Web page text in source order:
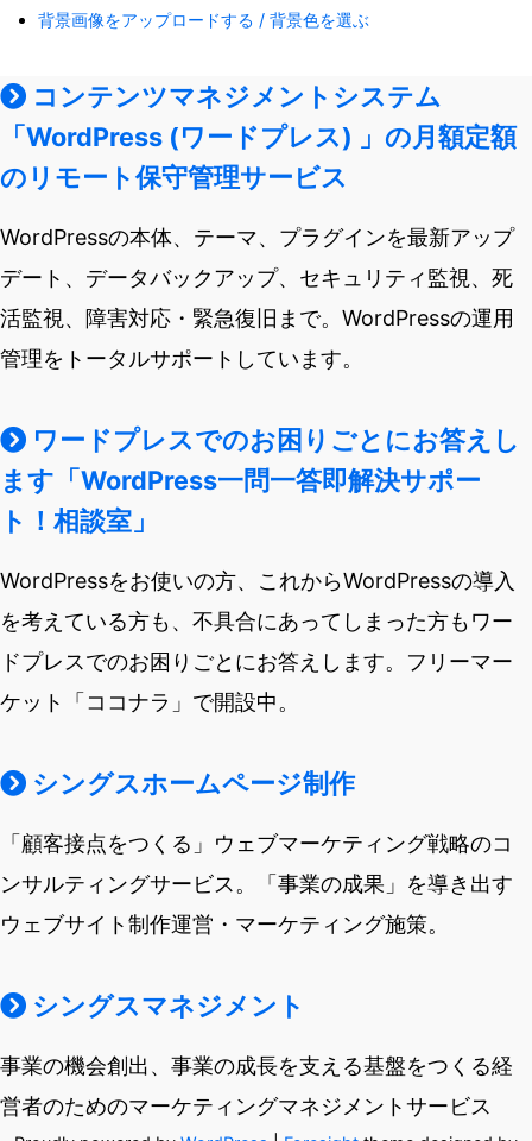
背景画像をアップロードする / 背景色を選ぶ
コンテンツマネジメントシステム
「WordPress (ワードプレス) 」の月額定額
のリモート保守管理サービス
WordPressの本体、テーマ、プラグインを最新アップ
デート、データバックアップ、セキュリティ監視、死
活監視、障害対応・緊急復旧まで。WordPressの運用
管理をトータルサポートしています。
ワードプレスでのお困りごとにお答えし
ます「WordPress一問一答即解決サポー
ト！相談室」
WordPressをお使いの方、これからWordPressの導入
を考えている方も、不具合にあってしまった方もワー
ドプレスでのお困りごとにお答えします。フリーマー
ケット「ココナラ」で開設中。
シングスホームページ制作
「顧客接点をつくる」ウェブマーケティング戦略のコ
ンサルティングサービス。「事業の成果」を導き出す
ウェブサイト制作運営・マーケティング施策。
シングスマネジメント
事業の機会創出、事業の成長を支える基盤をつくる経
営者のためのマーケティングマネジメントサービス